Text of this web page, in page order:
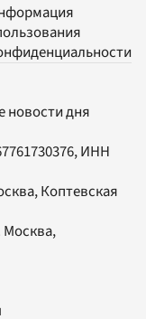
новости дня
ИНН
Коптевская
Москва,